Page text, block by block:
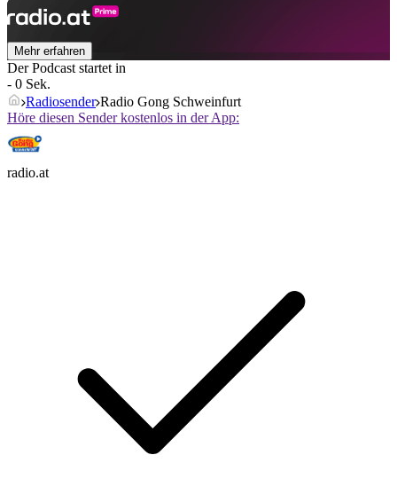
Mehr erfahren
Der Podcast startet in
- 0 Sek.
Radiosender Radio Gong Schweinfurt
Höre diesen Sender kostenlos in der App:
radio.at